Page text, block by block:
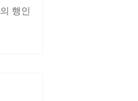
의 행인